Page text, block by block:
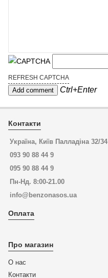
REFRESH CAPTCHA
Ctrl+Enter
Контакти
Україна, Київ Палладіна 32/34
093 90 88 44 9
095 90 88 44 9
Пн-Нд. 8:00-21.00
info@benzonasos.ua
Оплата
Про магазин
О нас
Контакти